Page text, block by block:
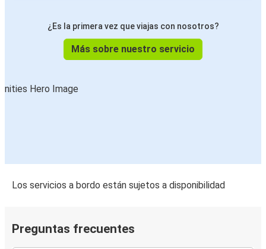
¿Es la primera vez que viajas con nosotros?
Más sobre nuestro servicio
Los servicios a bordo están sujetos a disponibilidad
Preguntas frecuentes